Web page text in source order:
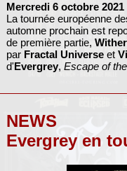
Mercredi 6 octobre 2021
La tournée européenne
automne prochain est
de première partie,
par Fractal Universeet
d'Evergrey, Escape of
NEWS
Evergrey en